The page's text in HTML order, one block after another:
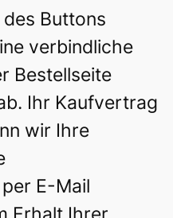
Buttons
verbindliche
Bestellseite
Ihr Kaufvertrag
wir Ihre
E-Mail